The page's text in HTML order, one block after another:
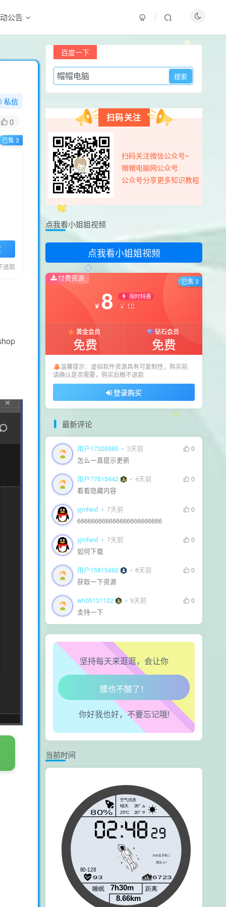
公告
私信
0
退款
已售 3
付费资源
8 限时特惠
免费 免费
温馨提示：虚拟软件资源具有可复制性，购买前
请确认是否需要，购买后概不退款
登录购买
最新评论
用户17326585
用户77615442 4天前
看看隐藏内容
yjmfwxf
0
666666666666666666666666
yjmfwxf 7天前
如何下载
用户15815492
获取一下资源
wh05131122 9天前
支持一下
百度一下
扫码关注
扫码关注微信公众号~
帽帽电脑网公众号
公众号分享更多知识教程
点我看小姐姐视频
点我看小姐姐视频
付费资源
￥ 8 限时特惠
￥ 10
黄金会员
免费
钻石会员
免费
温馨提示：虚拟软件资源具有可复制性，购买前
请确认是否需要，购买后概不退款
登录购买
已售 3
最新评论
用户17326585 3天前
0
怎么一直提示更新
用户77615442 4天前
0
看看隐藏内容
yjmfwxf 7天前
0
666666666666666666666666
yjmfwxf 7天前
0
如何下载
用户15815492 8天前
0
获取一下资源
wh05131122 9天前
0
支持一下
坚持每天来逛逛，会让你
生活也美好了！
心情也舒畅了！
走路也有劲了！
腿也不痛了！
腰也不酸了！
工作也轻松了！
你好我也好，不要忘记哦!
当前时间